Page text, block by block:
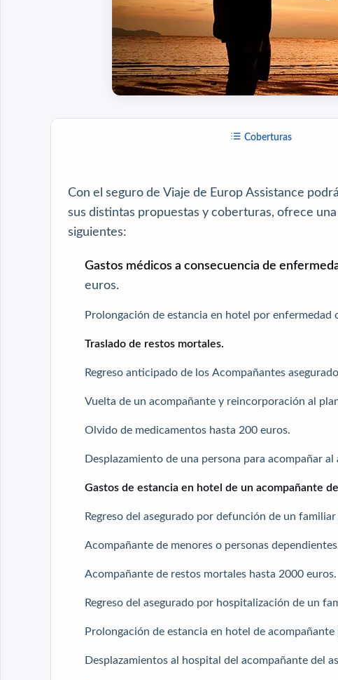
Coberturas
Con el seguro de Viaje de Europ Assistance
sus distintas propuestas y coberturas, ofrece
siguientes:
Gastos médicos a consecuencia de
euros.
Prolongación de estancia en hotel por enfermedad
Traslado de restos mortales.
Regreso anticipado de los Acompañantes
Vuelta de un acompañante y reincorporación al
Olvido de medicamentos hasta 200 euros.
Desplazamiento de una persona para acompañar al
Gastos de estancia en hotel de un acompañante
Regreso del asegurado por defunción de un familiar
Acompañante de menores o personas dependientes.
Acompañante de restos mortales hasta 2000 euros.
Regreso del asegurado por hospitalización de un
Prolongación de estancia en hotel de
Desplazamientos al hospital del acompañante del